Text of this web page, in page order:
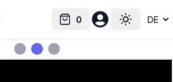
0
Cart Toggle
Select language